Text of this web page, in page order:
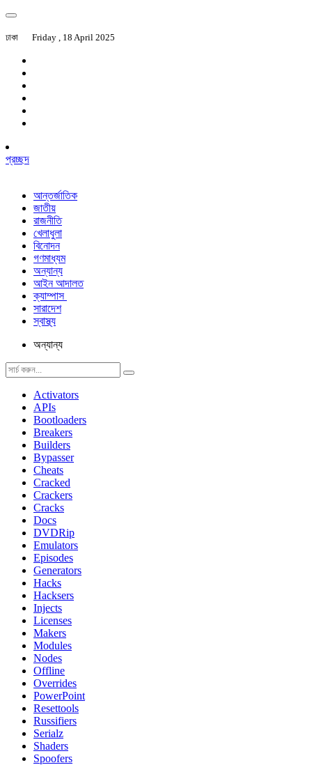
ঢাকা Friday , 18 April 2025
প্রচ্ছদ
আন্তর্জাতিক
জাতীয়
রাজনীতি
খেলাধুলা
বিনোদন
গণমাধ্যম
অন্যান্য
আইন আদালত
ক্যাম্পাস
সারাদেশ
স্বাস্থ্য
অন্যান্য
Activators
APIs
Bootloaders
Breakers
Builders
Bypasser
Cheats
Cracked
Crackers
Cracks
Docs
DVDRip
Emulators
Episodes
Generators
Hacks
Hacksers
Injects
Licenses
Makers
Modules
Nodes
Offline
Overrides
PowerPoint
Resettools
Russifiers
Serialz
Shaders
Spoofers